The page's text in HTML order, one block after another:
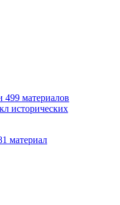
499 материалов
исторических
материал